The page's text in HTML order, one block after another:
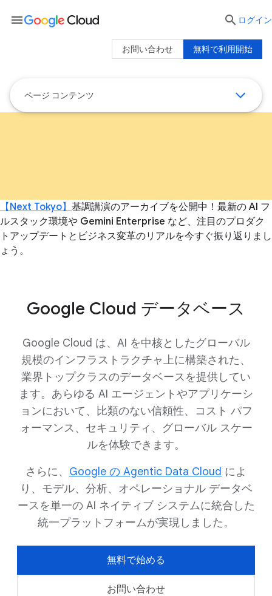
ページ コンテンツ
【Next Tokyo】 基調講演のアーカイブを公開中！最新の AI フ
ルスタック環境や Gemini Enterprise など、注目のプロダク
トアップデートとビジネス変革のリアルを今すぐ振り返りまし
ょう。
Google Cloud データベース
Google Cloud は、AI を中核としたグローバル
規模のインフラストラクチャ上に構築された、
業界トップクラスのデータベースを提供してい
ます。あらゆる AI エージェントやアプリケーシ
ョンにおいて、比類のない信頼性、コスト パフ
ォーマンス、セキュリティ、グローバル スケー
ルを体験できます。
さらに、 Google の Agentic Data Cloud によ
り、モデル、分析、オペレーショナル データベ
ースを単一の AI ネイティブ システムに統合した
統一プラットフォームが実現しました。
無料で始める
お問い合わせ
menu  ログイン
無料で利用開始
お問い合わせ